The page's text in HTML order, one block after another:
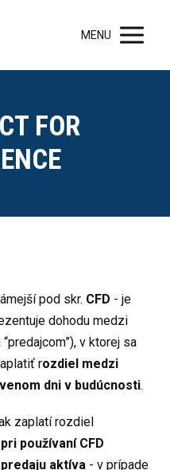
MENU
FOR
pod skr. CFD - je
dohodu medzi
v ktorej sa
rozdiel medzi
dni v budúcnosti.
zaplatí rozdiel
pri používaní CFD
aktíva - v prípade